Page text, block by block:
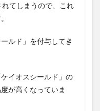
てしまうので、これ
ルド」を付与してき
イオスシールド」の
が高くなっていま